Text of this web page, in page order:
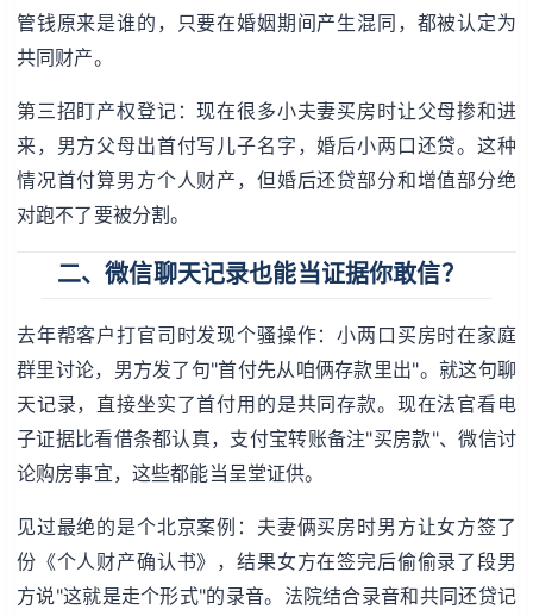
管钱原来是谁的，只要在婚姻期间产生混同，都被认定为
共同财产。
第三招盯产权登记：现在很多小夫妻买房时让父母掺和进
来，男方父母出首付写儿子名字，婚后小两口还贷。这种
情况首付算男方个人财产，但婚后还贷部分和增值部分绝
对跑不了要被分割。
二、微信聊天记录也能当证据你敢信？
去年帮客户打官司时发现个骚操作：小两口买房时在家庭
群里讨论，男方发了句"首付先从咱俩存款里出"。就这句聊
天记录，直接坐实了首付用的是共同存款。现在法官看电
子证据比看借条都认真，支付宝转账备注"买房款"、微信讨
论购房事宜，这些都能当呈堂证供。
见过最绝的是个北京案例：夫妻俩买房时男方让女方签了
份《个人财产确认书》，结果女方在签完后偷偷录了段男
方说"这就是走个形式"的录音。法院结合录音和共同还贷记